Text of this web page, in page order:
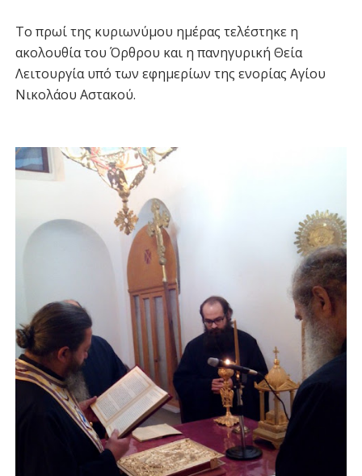
Το πρωί της κυριωνύμου ημέρας τελέστηκε η
ακολουθία του Όρθρου και η πανηγυρική Θεία
Λειτουργία υπό των εφημερίων της ενορίας Αγίου
Νικολάου Αστακού.